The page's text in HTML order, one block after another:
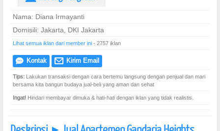
Nama: Diana Irmayanti
Domisili: Jakarta, DKI Jakarta
Lihat semua iklan dari member ini - 2757 iklan
e Kontak @ Kirim Email
Tips: Lakukan transaksi dengan cara bertemu langsung dengan penjual dan mari
bersama kita bangun budaya jual-beli yang aman dan sehat
Ingat! Hindari membayar dimuka & hati-hati dengan iklan yang tidak realistis.